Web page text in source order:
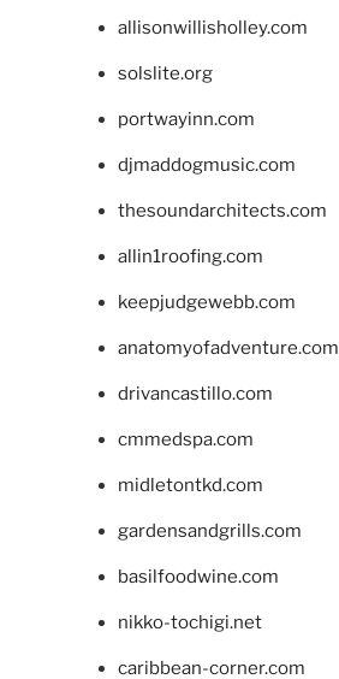
allisonwillisholley.com
solslite.org
portwayinn.com
djmaddogmusic.com
thesoundarchitects.com
allin1roofing.com
keepjudgewebb.com
anatomyofadventure.com
drivancastillo.com
cmmedspa.com
midletontkd.com
gardensandgrills.com
basilfoodwine.com
nikko-tochigi.net
caribbean-corner.com